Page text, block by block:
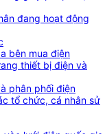
đang hoạt động
bên mua điện
thiết bị điện và
phân phối điện
tổ chức, cá nhân sử